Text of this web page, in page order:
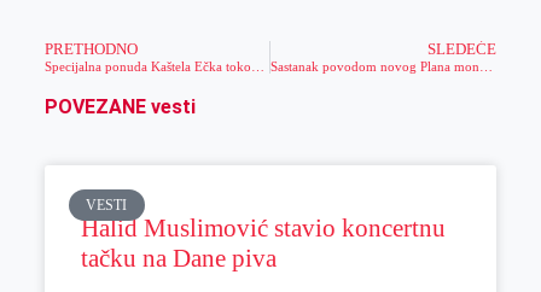
PRETHODNO SLEDEĆE
POVEZANE vesti
VESTI
Halid Muslimović stavio koncertnu
tačku na Dane piva